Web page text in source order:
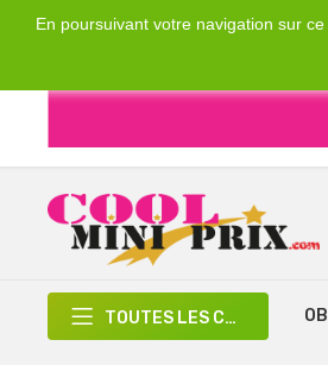
En poursuivant votre navigation sur
Emplacement
TOUTES LES CATÉGORIES